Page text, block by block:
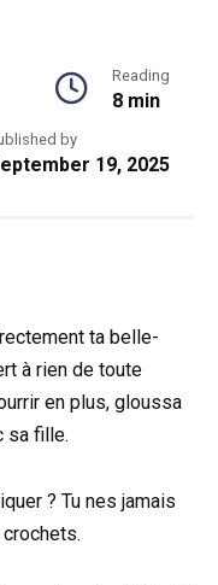
Reading
8 min
by
19, 2025
ta belle-
à rien de toute
en plus, gloussa
sa fille.
? Tu nes jamais